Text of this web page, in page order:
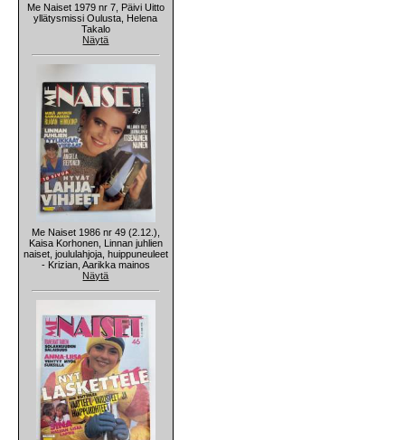
Me Naiset 1979 nr 7, Päivi Uitto
yllätysmissi Oulusta, Helena
Takalo
Näytä
Me Naiset 1986 nr 49 (2.12.),
Kaisa Korhonen, Linnan juhlien
naiset, joululahjoja, huippuneuleet
- Krizian, Aarikka mainos
Näytä